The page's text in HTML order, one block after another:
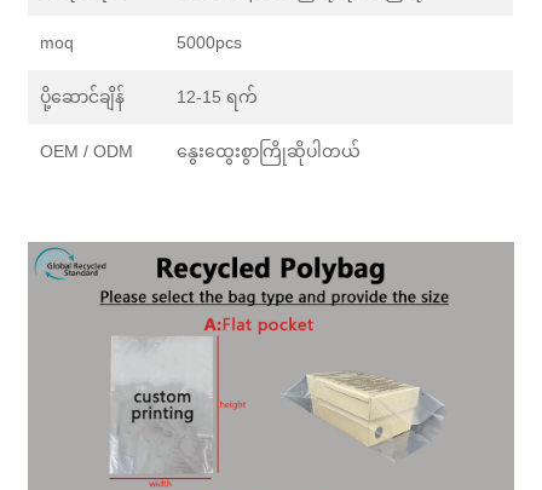
moq 5000pcs
ပို့ဆောင်ချိန် 12-15 ရက်
OEM / ODM နွေးထွေးစွာကြိုဆိုပါတယ်